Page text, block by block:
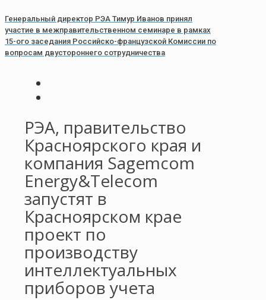
Генеральный директор РЭА Тимур Иванов принял
участие в межправительственном семинаре в рамках
15-ого заседания Российско-французской Комиссии по
вопросам двустороннего сотрудничества
РЭА, правительство
Красноярского края и
компания Sagemcom
Energy&Telecom
запустят в
Красноярском крае
проект по
производству
интеллектуальных
приборов учета